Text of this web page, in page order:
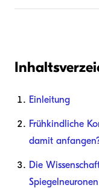
Einleitung
Frühkindliche
damit
Die
Spiegelneuronen